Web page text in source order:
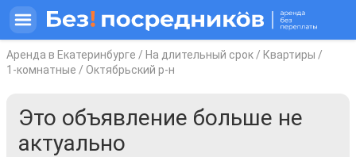
Аренда в Екатеринбурге / На длительный срок / Квартиры /
1-комнатные / Октябрьский р-н
Это объявление больше не
актуально